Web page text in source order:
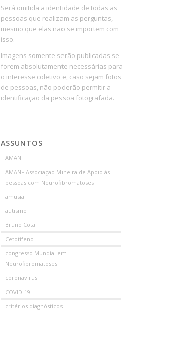
Será omitida a identidade de todas as
pessoas que realizam as perguntas,
mesmo que elas não se importem com
isso.
Imagens somente serão publicadas se
forem absolutamente necessárias para
o interesse coletivo e, caso sejam fotos
de pessoas, não poderão permitir a
identificação da pessoa fotografada.
ASSUNTOS
AMANF
AMANF Associação Mineira de Apoio às
pessoas com Neurofibromatoses
amusia
autismo
Bruno Cota
Cetotifeno
congresso Mundial em
Neurofibromatoses
coronavirus
COVID-19
critérios diagnósticos